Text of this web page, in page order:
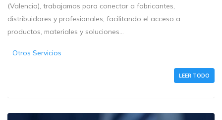
(Valencia), trabajamos para conectar a fabricantes,
distribuidores y profesionales, facilitando el acceso a
productos, materiales y soluciones...
Otros Servicios
LEER TODO